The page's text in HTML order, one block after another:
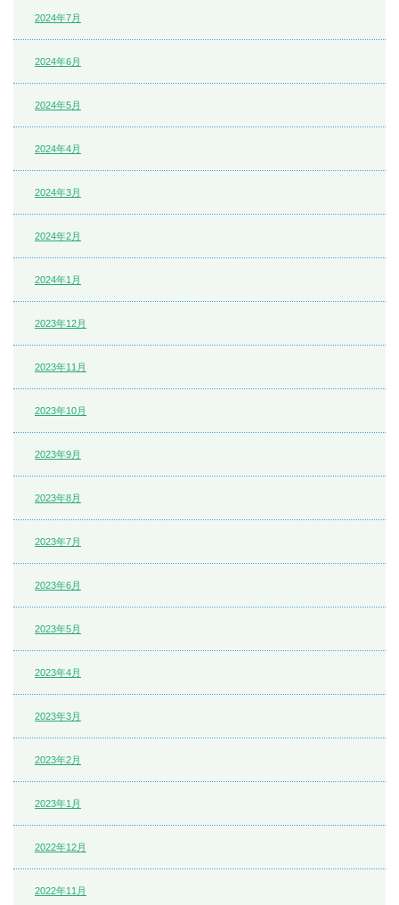
2024年7月
2024年6月
2024年5月
2024年4月
2024年3月
2024年2月
2024年1月
2023年12月
2023年11月
2023年10月
2023年9月
2023年8月
2023年7月
2023年6月
2023年5月
2023年4月
2023年3月
2023年2月
2023年1月
2022年12月
2022年11月